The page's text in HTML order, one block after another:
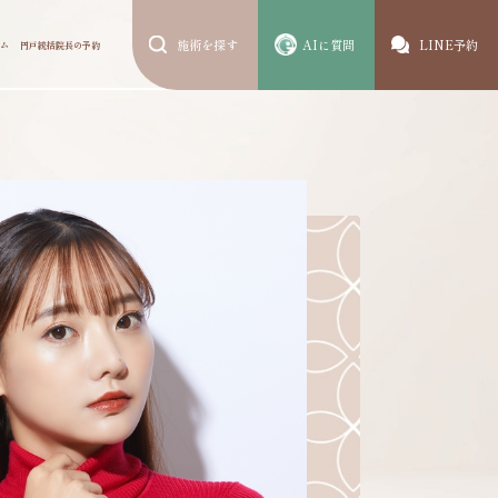
円戸統括院長の予約 施術を探す AIに質問 LINE予約